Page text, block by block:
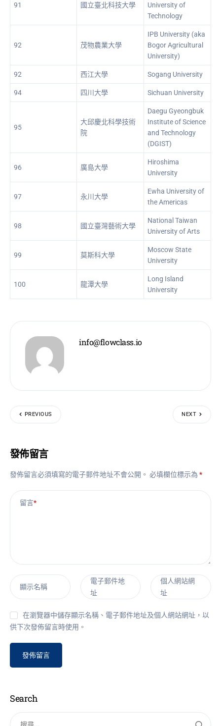
91 國立臺北科技大學
University of
Technology
92 茂物農業大學
IPB University (aka
Bogor Agricultural
University)
92 西江大學 Sogang University
94 四川大學 Sichuan University
95
大邱慶北科學技術
院
Daegu Gyeongbuk
Institute of Science
and Technology
(DGIST)
96 廣島大學
Hiroshima
University
97 永川大學
Ewha University of
the Americas
98 國立臺灣藝術大學
National Taiwan
University of Arts
99 莫斯科大學
Moscow State
University
100 龍潭大學
Long Island
University
info@flowclass.io
PREVIOUS NEXT
發佈留言
發佈留言必須填寫的電子郵件地址不會公開。 必填欄位標示為 *
留言*
顯示名稱
電子郵件地
址
個人網站網
址
在瀏覽器中儲存顯示名稱、電子郵件地址及個人網站網址，以
供下次發佈留言時使用。
Search